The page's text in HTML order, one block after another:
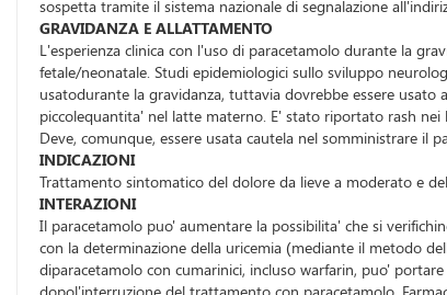
sospetta tramite il sistema nazionale di segnalazione
GRAVIDANZA E ALLATTAMENTO
L'esperienza clinica con l'uso di paracetamolo durante la
fetale/neonatale. Studi epidemiologici sullo sviluppo
usatodurante la gravidanza, tuttavia dovrebbe essere usato
piccolequantita' nel latte materno. E' stato riportato rash
Deve, comunque, essere usata cautela nel somministrare il
INDICAZIONI
Trattamento sintomatico del dolore da lieve a moderato e
INTERAZIONI
Il paracetamolo puo' aumentare la possibilita' che si
con la determinazione della uricemia (mediante il metodo
diparacetamolo con cumarinici, incluso warfarin, puo'